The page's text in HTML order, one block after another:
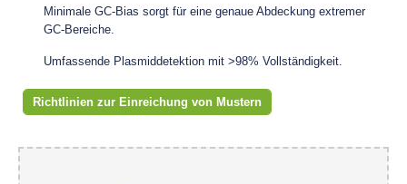
Minimale GC-Bias sorgt für eine genaue Abdeckung extremer
GC-Bereiche.
Umfassende Plasmiddetektion mit >98% Vollständigkeit.
Richtlinien zur Einreichung von Mustern